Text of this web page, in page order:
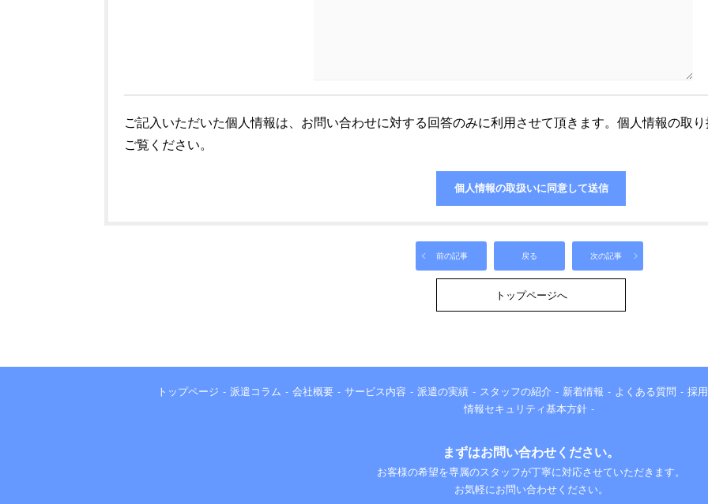
ご記入いただいた個人情報は、お問い合わせに対する回答のみに利用させて頂きます。個人情報の取
ご覧ください。
前の記事 戻る 次の記事
トップページへ
トップページ 派遣コラム 会社概要 サービス内容 派遣の実績 スタッフの紹介 新着情報 よくある質問 採
情報セキュリティ基本方針
まずはお問い合わせください。
お客様の希望を専属のスタッフが丁寧に対応させていただきます。
お気軽にお問い合わせください。